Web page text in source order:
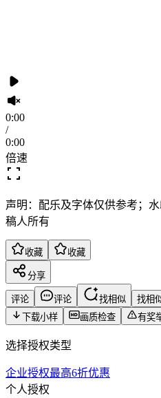
0:00
/
0:00
倍速
声明：配乐及字体仅供参考；
稿人所有
收藏 收藏
分享
评论 评论 找相似
找相
下载小样
画质检查 有奖
选择授权类型
企业授权最高6折优惠
个人授权